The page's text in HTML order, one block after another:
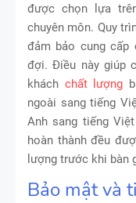
được chọn lựa
chuyên môn. Quy
đảm bảo cung cấp
đợi. Điều này giúp
khách chất lượng
ngoài sang tiếng
Anh sang tiếng
hoàn thành đều
lượng trước khi bàn
Bảo mật và